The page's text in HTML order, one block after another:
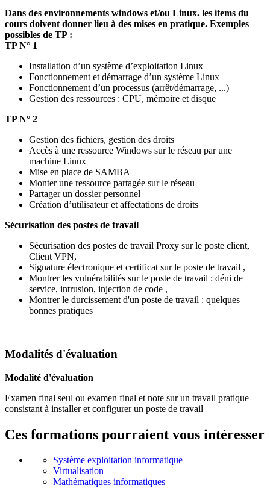
Dans des environnements windows et/ou Linux. les items du
cours doivent donner lieu à des mises en pratique. Exemples
possibles de TP :
TP N° 1
Installation d’un système d’exploitation Linux
Fonctionnement et démarrage d’un système Linux
Fonctionnement d’un processus (arrêt/démarrage, ...)
Gestion des ressources : CPU, mémoire et disque
TP N° 2
Gestion des fichiers, gestion des droits
Accès à une ressource Windows sur le réseau par une
machine Linux
Mise en place de SAMBA
Monter une ressource partagée sur le réseau
Partager un dossier personnel
Création d’utilisateur et affectations de droits
Sécurisation des postes de travail
Sécurisation des postes de travail Proxy sur le poste client,
Client VPN,
Signature électronique et certificat sur le poste de travail ,
Montrer les vulnérabilités sur le poste de travail : déni de
service, intrusion, injection de code ,
Montrer le durcissement d'un poste de travail : quelques
bonnes pratiques
Modalités d'évaluation
Modalité d'évaluation
Examen final seul ou examen final et note sur un travail pratique
consistant à installer et configurer un poste de travail
Ces formations pourraient vous intéresser
Système exploitation informatique
Virtualisation
Mathématiques informatiques